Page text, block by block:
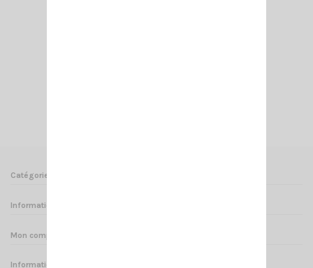
Catégories
Informations
Mon compte
Informations sur votre boutique